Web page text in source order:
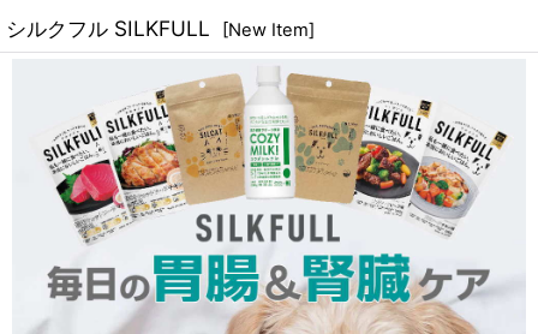
シルクフル SILKFULL [New Item]